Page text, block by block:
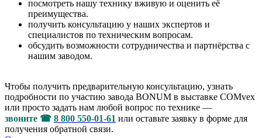
посмотреть нашу технику вживую и оценить её
преимущества.
получить консультацию у наших экспертов и
специалистов по техническим вопросам.
обсудить возможности сотрудничества и партнёрства с
нашим заводом.
Чтобы получить предварительную консультацию, узнать
подробности по участию завода BONUM в выставке COMvex
или просто задать нам любой вопрос по технике —
звоните ☎ 8 800 550-01-61 или оставьте заявку в форме для
получения обратной связи.